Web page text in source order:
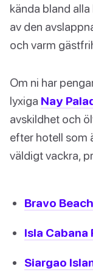
kända bland
av den
och varm
Om ni har
lyxiga Nay
avskildhet och
efter hotell som
väldigt vackra,
Bravo
Isla Cabana
Siargao